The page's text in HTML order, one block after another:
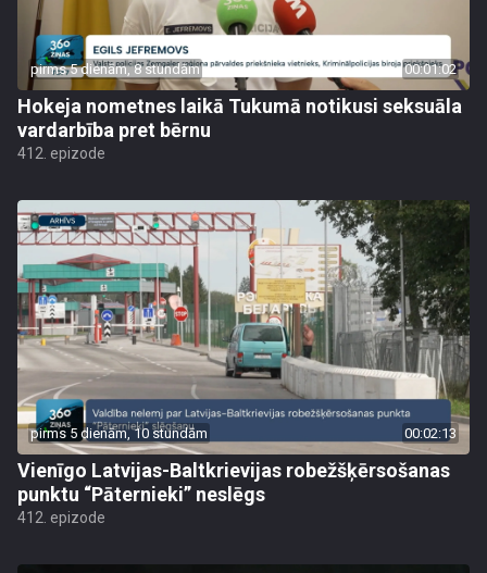
pirms 5 dienām, 8 stundām 00:01:02
Hokeja nometnes laikā Tukumā notikusi seksuāla
vardarbība pret bērnu
412. epizode
pirms 5 dienām, 10 stundām 00:02:13
Vienīgo Latvijas-Baltkrievijas robežšķērsošanas
punktu “Pāternieki” neslēgs
412. epizode